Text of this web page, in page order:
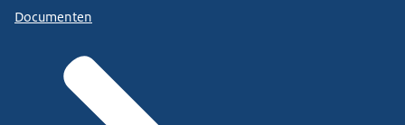
Documenten